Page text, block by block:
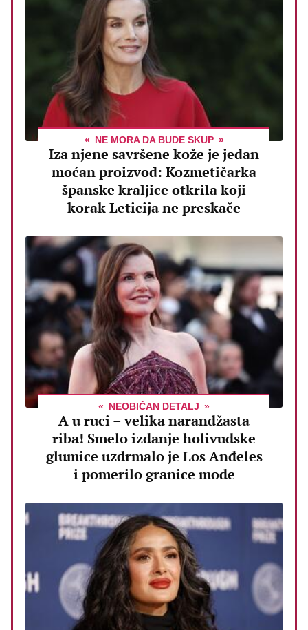
NE MORA DA BUDE SKUP
Iza njene savršene kože je jedan
moćan proizvod: Kozmetičarka
španske kraljice otkrila koji
korak Leticija ne preskače
NEOBIČAN DETALJ
A u ruci – velika narandžasta
riba! Smelo izdanje holivudske
glumice uzdrmalo je Los Anđeles
i pomerilo granice mode